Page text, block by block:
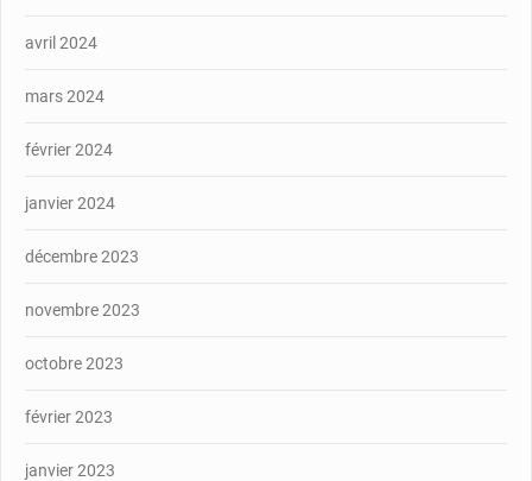
avril 2024
mars 2024
février 2024
janvier 2024
décembre 2023
novembre 2023
octobre 2023
février 2023
janvier 2023